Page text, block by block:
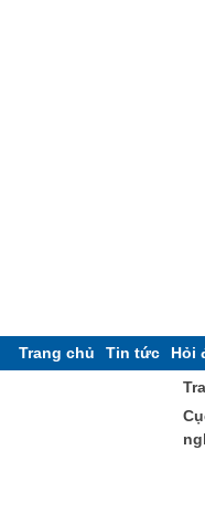
Trang chủ Tin tức
Hỏi